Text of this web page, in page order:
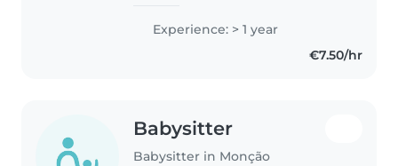
Experience: > 1 year
€7.50/hr
Babysitter
Babysitter in Monção